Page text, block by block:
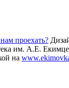
проехать?
им. А.Е.
на